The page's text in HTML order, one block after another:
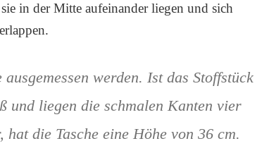
in der Mitte aufeinander liegen und sich
werden. Ist das Stoffstück
und liegen die schmalen Kanten vier
die Tasche eine Höhe von 36 cm.